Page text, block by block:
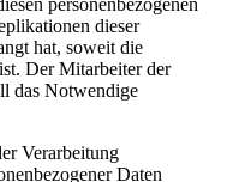
personenbezogenen
dieser
hat, soweit die
Der Mitarbeiter der
das Notwendige
Verarbeitung
Daten